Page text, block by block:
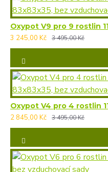
3 245,00 Kč
3 495,00 Kč
2 845,00 Kč
3 495,00 Kč